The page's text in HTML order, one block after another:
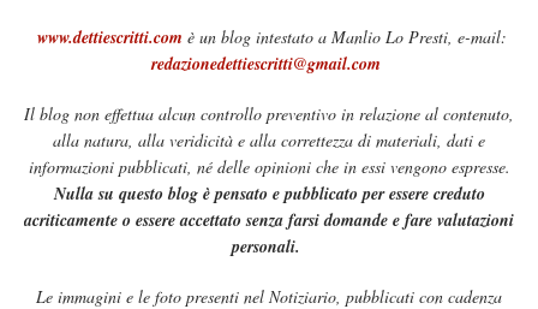
www.dettiescritti.com è un blog intestato a Manlio Lo Presti, e-mail:
redazionedettiescritti@gmail.com
Il blog non effettua alcun controllo preventivo in relazione al contenuto,
alla natura, alla veridicità e alla correttezza di materiali, dati e
informazioni pubblicati, né delle opinioni che in essi vengono espresse.
Nulla su questo blog è pensato e pubblicato per essere creduto
acriticamente o essere accettato senza farsi domande e fare valutazioni
personali.
Le immagini e le foto presenti nel Notiziario, pubblicati con cadenza